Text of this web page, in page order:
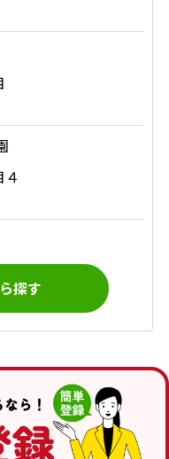
探す